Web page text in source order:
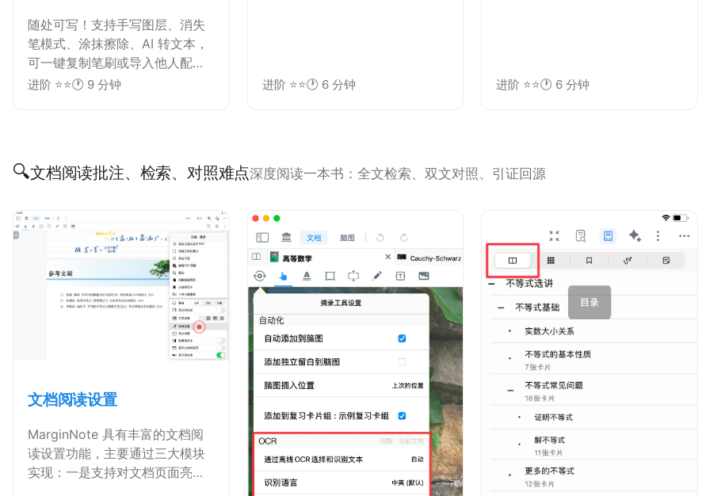
随处可写！支持手写图层、消失
笔模式、涂抹擦除、AI 转文本，
可一键复制笔刷或导入他人配置
好的参数。
进阶 ⭐⭐🕐 9 分钟 进阶 ⭐⭐🕐 6 分钟 进阶 ⭐⭐🕐 6 分钟
🔍文档阅读批注、检索、对照难点深度阅读一本书：全文检索、双文对照、引证回源
文档阅读设置
MarginNote 具有丰富的文档阅
读设置功能，主要通过三大模块
实现：一是支持对文档页面亮